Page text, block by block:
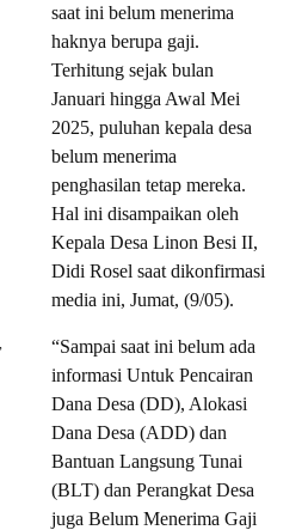
saat ini belum menerima
haknya berupa gaji.
Terhitung sejak bulan
Januari hingga Awal Mei
2025, puluhan kepala desa
belum menerima
penghasilan tetap mereka.
Hal ini disampaikan oleh
Kepala Desa Linon Besi II,
Didi Rosel saat dikonfirmasi
media ini, Jumat, (9/05).
“Sampai saat ini belum ada
informasi Untuk Pencairan
Dana Desa (DD), Alokasi
Dana Desa (ADD) dan
Bantuan Langsung Tunai
(BLT) dan Perangkat Desa
juga Belum Menerima Gaji